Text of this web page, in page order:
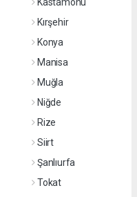
Kırşehir
Konya
Manisa
Muğla
Niğde
Rize
Siirt
Şanlıurfa
Tokat